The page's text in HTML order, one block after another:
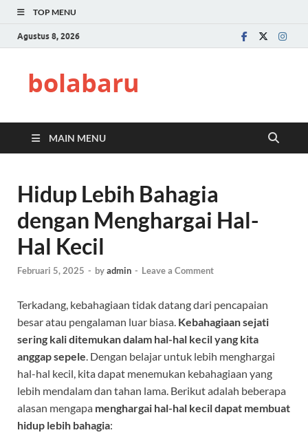
TOP MENU
Agustus 8, 2026
bolabaru
MAIN MENU
Hidup Lebih Bahagia
dengan Menghargai Hal-
Hal Kecil
Februari 5, 2025 - byadmin - Leave a Comment
Terkadang, kebahagiaan tidak datang dari pencapaian
besar atau pengalaman luar biasa. Kebahagiaan sejati
sering kali ditemukan dalam hal-hal kecil yang kita
anggap sepele. Dengan belajar untuk lebih menghargai
hal-hal kecil, kita dapat menemukan kebahagiaan yang
lebih mendalam dan tahan lama. Berikut adalah beberapa
alasan mengapa menghargai hal-hal kecil dapat membuat
hidup lebih bahagia: